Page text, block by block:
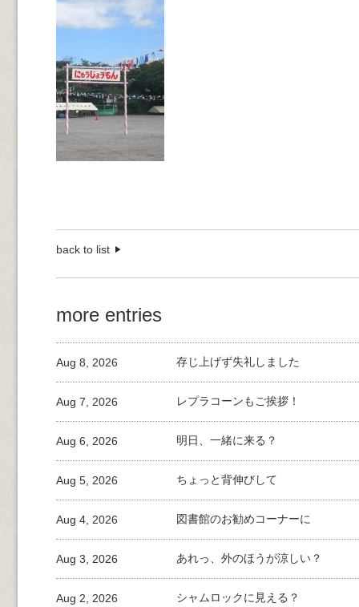
back to list
more entries
存じ上げず失礼しました
Aug 8, 2026
レプラコーンもご挨拶！
Aug 7, 2026
明日、一緒に来る？
Aug 6, 2026
ちょっと背伸びして
Aug 5, 2026
図書館のお勧めコーナーに
Aug 4, 2026
あれっ、外のほうが涼しい？
Aug 3, 2026
シャムロックに見える？
Aug 2, 2026